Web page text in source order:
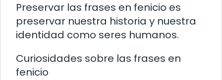
Preservar las frases en fenicio es
preservar nuestra historia y nuestra
identidad como seres humanos.
Curiosidades sobre las frases en
fenicio